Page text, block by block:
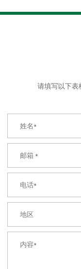
请填写以下表